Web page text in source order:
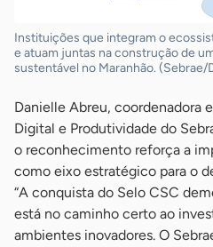
Instituições que integram o
e atuam juntas na construção de
sustentável no Maranhão. (Sebrae/
Danielle Abreu, coordenadora
Digital e Produtividade do
o reconhecimento reforça a
como eixo estratégico para o
“A conquista do Selo CSC
está no caminho certo ao
ambientes inovadores. O